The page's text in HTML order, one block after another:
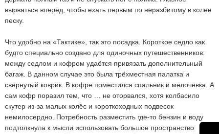
вырваться вперёд, чтобы ехать первым по неразбитому в колее
песку.
Что удобно на «Тактике», так это посадка. Короткое седло как
будто специально создано для одиночных путешественников:
между седлом и кофром удаётся привязать дополнительный
багаж. В данном случае это была трёхместная палатка и
свёрнутый коврик. В кофре поместился спальник и мелочёвка. А
сам кофр поразил тем, что … не оторвался, хотя колбасило
скутер из-за малых колёс и короткоходных подвесок
немилосердно. Потребность разместить где-то бензин и воду
подтолкнула к мысли использовать большое пространство